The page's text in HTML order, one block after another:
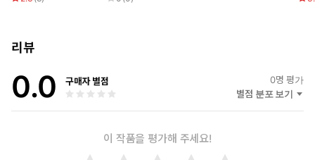
리뷰
0.0 구매자 별점 0명 평가
별점 분포 보기
이 작품을 평가해 주세요!